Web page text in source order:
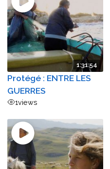
1:31:54
Protégé : ENTRE LES
GUERRES
1views